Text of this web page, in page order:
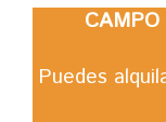
Puedes